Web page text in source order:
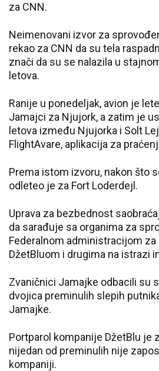
za CNN.
Neimenovani izvor za
rekao za CNN da su tela
znači da su se nalazila u
letova.
Ranije u ponedeljak, avion je
Jamajci za Njujork, a zatim je
letova između Njujorka i Solt
FlightAvare, aplikacija za
Prema istom izvoru, nakon što
odleteo je za Fort Loderdejl.
Uprava za bezbednost
da sarađuje sa organima za
Federalnom administracijom za
DžetBluom i drugima na istrazi
Zvaničnici Jamajke odbacili su
dvojica preminulih slepih
Jamajke.
Portparol kompanije DžetBlu je
nijedan od preminulih nije
kompaniji.